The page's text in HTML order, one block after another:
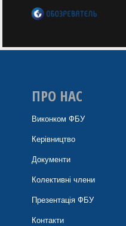
ПРО НАС
Виконком ФБУ
Керівництво
Документи
Колективні члени
Презентація ФБУ
Контакти